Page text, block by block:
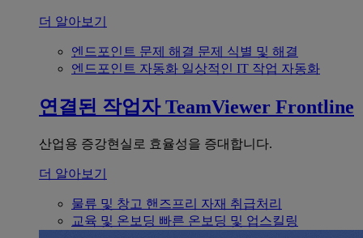
더 알아보기
엔드포인트 문제 해결 문제 식별 및 해결
엔드포인트 자동화 일상적인 IT 작업 자동화
연결된 작업자 TeamViewer Frontline
산업용 증강현실로 효율성을 증대합니다.
더 알아보기
물류 및 창고 핸즈프리 자재 취급처리
교육 및 온보딩 빠른 온보딩 및 업스킬링